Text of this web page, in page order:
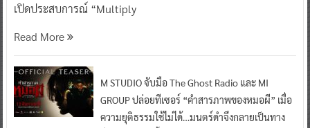
เปิดประสบการณ์ “Multiply
Read More
M STUDIO จับมือ The Ghost Radio และ MI
GROUP ปล่อยทีเซอร์ “คำสารภาพของหมอผี” เมื่อ
ความยุติธรรมใช้ไม่ได้…มนตร์ดำจึงกลายเป็นทาง